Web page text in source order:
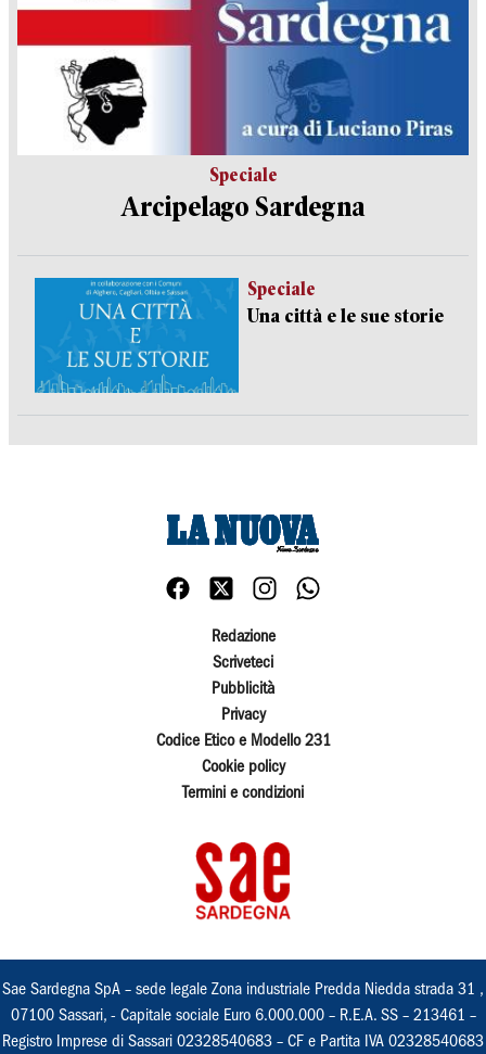
Speciale
Arcipelago Sardegna
Speciale
Una città e le sue storie
Redazione
Scriveteci
Pubblicità
Privacy
Codice Etico e Modello 231
Cookie policy
Termini e condizioni
Sae Sardegna SpA – sede legale Zona industriale Predda Niedda strada 31 ,
07100 Sassari, - Capitale sociale Euro 6.000.000 – R.E.A. SS – 213461 –
Registro Imprese di Sassari 02328540683 – CF e Partita IVA 02328540683